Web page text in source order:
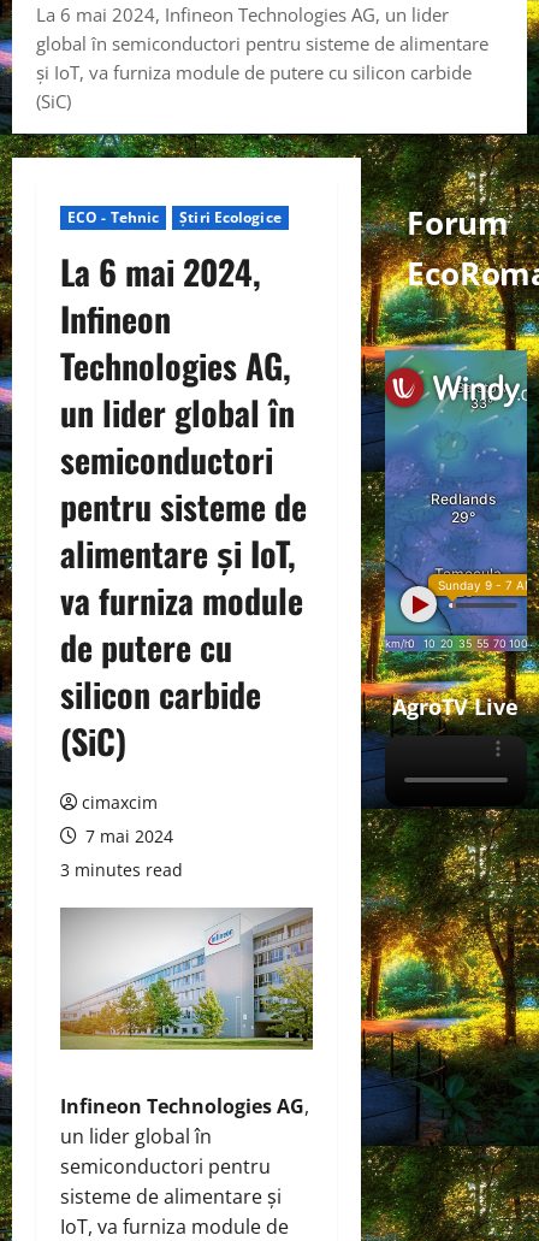
La 6 mai 2024, Infineon Technologies AG, un lider
global în semiconductori pentru sisteme de alimentare
și IoT, va furniza module de putere cu silicon carbide
(SiC)
ECO - Tehnic Știri Ecologice
La 6 mai 2024,
Infineon
Technologies AG,
un lider global în
semiconductori
pentru sisteme de
alimentare și IoT,
va furniza module
de putere cu
silicon carbide
(SiC)
cimaxcim
7 mai 2024
3 minutes read
Infineon Technologies AG,
un lider global în
semiconductori pentru
sisteme de alimentare și
IoT, va furniza module de
Forum
AgroTV Live